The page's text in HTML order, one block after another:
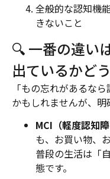
全般的な認知機
きないこと
🔍 一番の違い
出ているかどう
「もの忘れがあるな
かもしれませんが、明
MCI（軽度認知障
も、お買い物、
普段の生活は「
態です。